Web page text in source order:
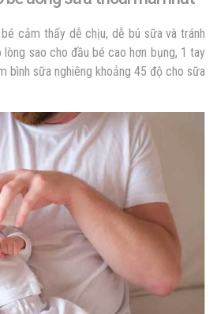
cảm thấy dễ chịu, dễ bú sữa và tránh
sao cho đầu bé cao hơn bụng, 1 tay
bình sữa nghiêng khoảng 45 độ cho sữa